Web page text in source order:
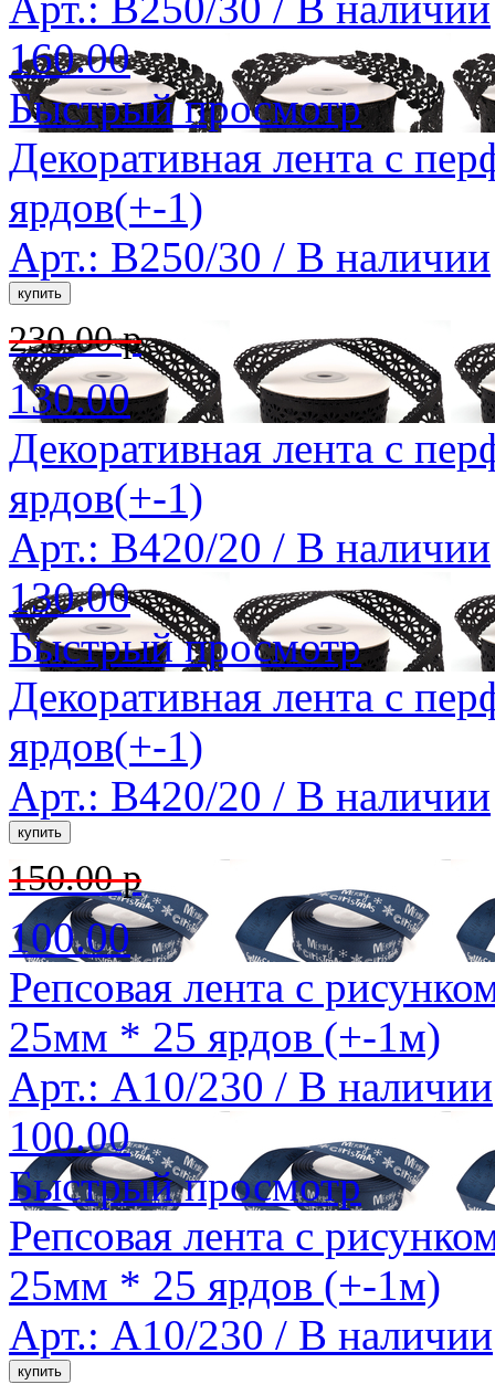
160.00
Быстрый просмотр
Декоративная лента с
ярдов(+-1)
Арт.: B250/30 / В наличии
230.00 р
130.00
Декоративная лента с
ярдов(+-1)
Арт.: B420/20 / В наличии
130.00
Быстрый просмотр
Декоративная лента с
ярдов(+-1)
Арт.: B420/20 / В наличии
150.00 р
100.00
Репсовая лента с
25мм * 25 ярдов (+-1м)
Арт.: A10/230 / В наличии
100.00
Быстрый просмотр
Репсовая лента с
25мм * 25 ярдов (+-1м)
Арт.: A10/230 / В наличии